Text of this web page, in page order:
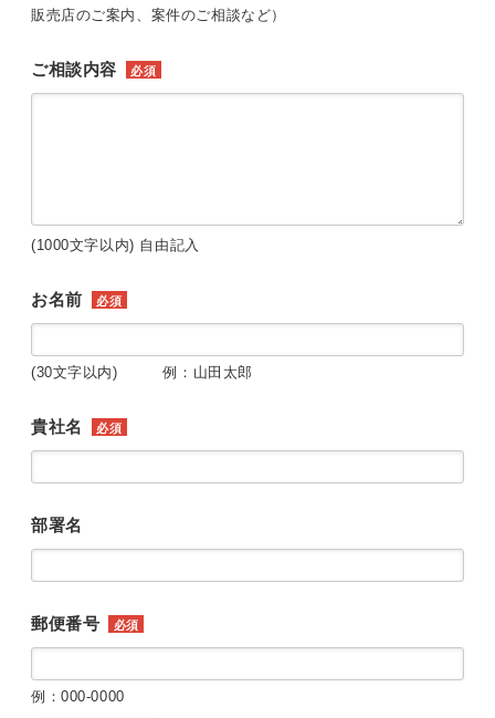
販売店のご案内、案件のご相談など）
ご相談内容 必須
(1000文字以内) 自由記入
お名前 必須
(30文字以内) 例：山田太郎
貴社名 必須
部署名
郵便番号 必須
例：000-0000